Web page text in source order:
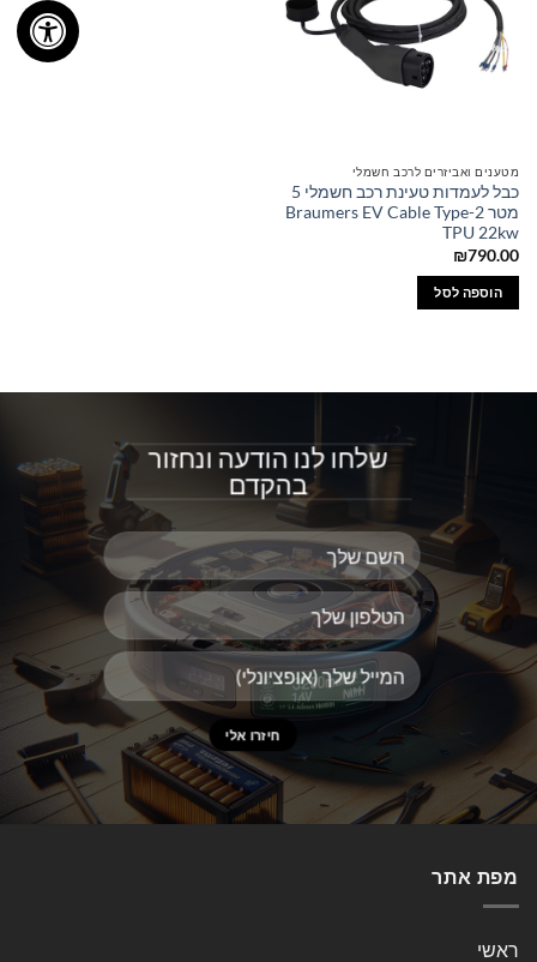
מטענים ואביזרים לרכב חשמלי
כבל לעמדות טעינת רכב חשמלי 5
מטר Braumers EV Cable Type-2
TPU 22kw
₪790.00
הוספה לסל
שלחו לנו הודעה ונחזור
בהקדם
מפת אתר
ראשי